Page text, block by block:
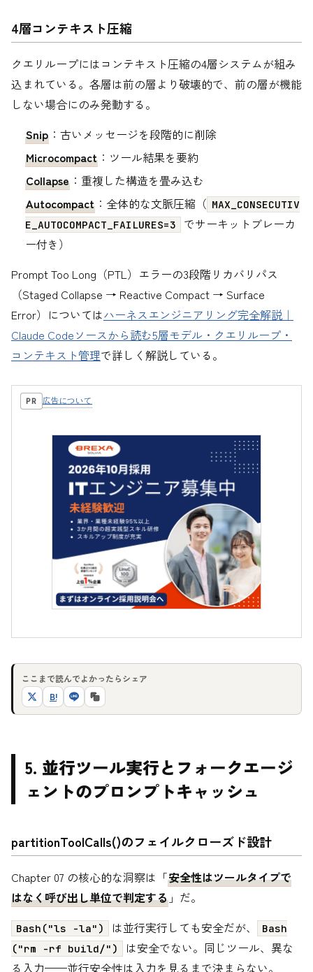
4層コンテキスト圧縮
クエリループにはコンテキスト圧縮の4層システムが組み
込まれている。各層は前の層より破壊的で、前の層が機能
しない場合にのみ発動する。
Snip ：古いメッセージを段階的に削除
Microcompact ：ツール結果を要約
Collapse ：重複した構造を畳み込む
Autocompact ：全体的な文脈圧縮（ MAX_CONSECUTIV
E_AUTOCOMPACT_FAILURES=3
でサーキットブレーカ
ー付き）
Prompt Too Long（PTL）エラーの3段階リカバリパス
（Staged Collapse → Reactive Compact → Surface
Error）についてはハーネスエンジニアリング完全解説｜
Claude Codeソースから読む5層モデル・クエリループ・
コンテキスト管理で詳しく解説している。
PR 広告について
ここまで読んでよかったらシェア
B!
5. 並行ツール実行とフォークエージ
ェントのプロンプトキャッシュ
partitionToolCalls()のフェイルクローズド設計
Chapter 07 の核心的な洞察は「安全性はツールタイプで
はなく呼び出し単位で判定する 」だ。
Bash("ls -la") は並行実行しても安全だが、
Bash
("rm -rf build/")
は安全でない。同じツール、異な
る入力——並行安全性は入力を見るまで決まらない。